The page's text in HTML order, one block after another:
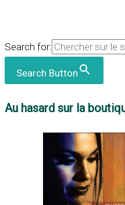
Search for:
Search Button
Au hasard sur la